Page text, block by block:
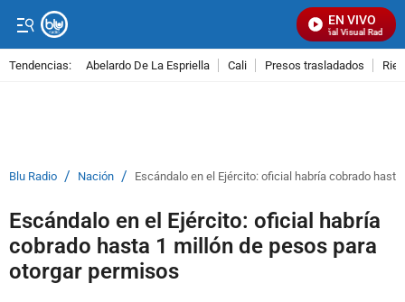
EN VIVO
Señal Visual Radio
Tendencias: Abelardo De La Espriella Cali Presos trasladados
Blu Radio / Nación / Escándalo en el Ejército: oficial habría cobrado
Escándalo en el Ejército: oficial habría
cobrado hasta 1 millón de pesos para
otorgar permisos